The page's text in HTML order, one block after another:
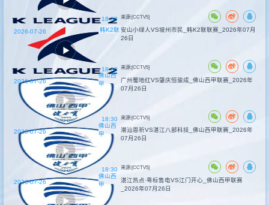
18:30 来源:[CCTV5]
韩K2联
18:30
2026-07-26
安山小绿人VS坡州市民_韩K2联联赛_2026年07月
26日
来源:[CCTV5]
佛山西
甲
18:30
2026-07-26
广州蜀地红VS肇庆恒骏成_佛山西甲联赛_2026年
07月26日
来源:[CCTV5]
佛山西
甲
18:30
2026-07-26
潮汕恩祈VS湛江八部科技_佛山西甲联赛_2026年
07月26日
来源:[CCTV5]
佛山西
甲
2026-07-26
湛江热点·粤标售电VS江门开心_佛山西甲联赛
_2026年07月26日